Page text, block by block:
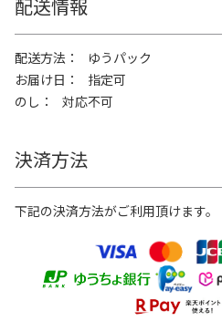
配送情報
配送方法
ゆうパック
お届け日
指定可
のし
対応不可
決済方法
下記の決済方法がご利用頂けます。